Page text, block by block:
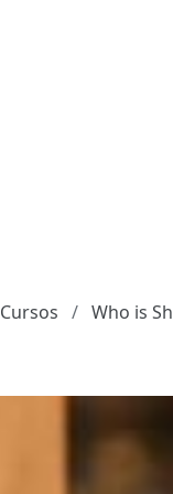
Cursos Who is